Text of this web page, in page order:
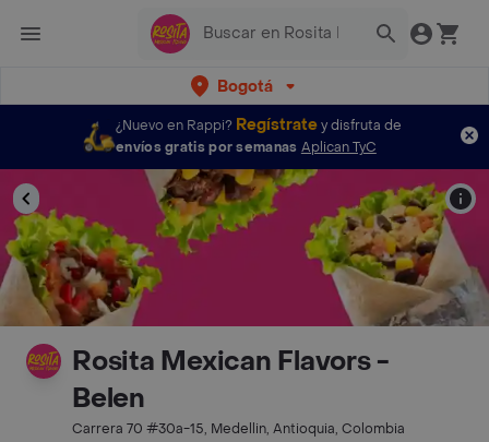
Bogotá
¿Nuevo en Rappi? Regístratey disfruta de
envíos gratis por semanas Aplican TyC
Rosita Mexican Flavors -
Belen
Carrera 70 #30a-15, Medellin, Antioquia, Colombia